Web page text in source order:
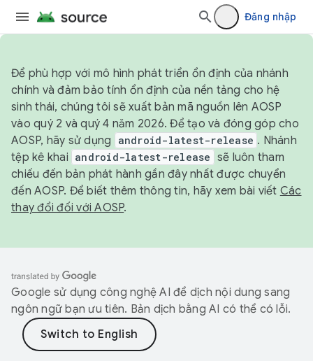
Đăng nhập
Để phù hợp với mô hình phát triển ổn định của nhánh
chính và đảm bảo tính ổn định của nền tảng cho hệ
sinh thái, chúng tôi sẽ xuất bản mã nguồn lên AOSP
vào quý 2 và quý 4 năm 2026. Để tạo và đóng góp cho
AOSP, hãy sử dụng
android-latest-release . Nhánh
tệp kê khai android-latest-release sẽ luôn tham
chiếu đến bản phát hành gần đây nhất được chuyển
đến AOSP. Để biết thêm thông tin, hãy xem bài viết Các
thay đổi đối với AOSP.
Google sử dụng công nghệ AI để dịch nội dung sang
ngôn ngữ bạn ưu tiên. Bản dịch bằng AI có thể có lỗi.